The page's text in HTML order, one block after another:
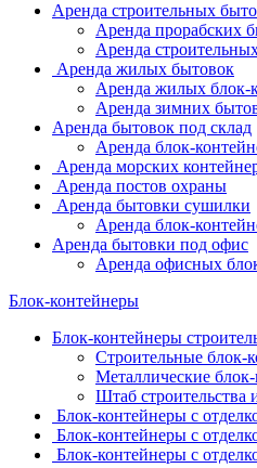
Аренда строительных
Аренда прорабских
Аренда
Аренда жилых бытовок
Аренда жилых блок-
Аренда зимних
Аренда бытовок под склад
Аренда блок-
Аренда морских
Аренда постов охраны
Аренда бытовки сушилки
Аренда блок-
Аренда бытовки под офис
Аренда офисных
Блок-контейнеры
Блок-контейнеры
Строительные блок-
Металлические
Штаб строительства
Блок-контейнеры с
Блок-контейнеры с
Блок-контейнеры с